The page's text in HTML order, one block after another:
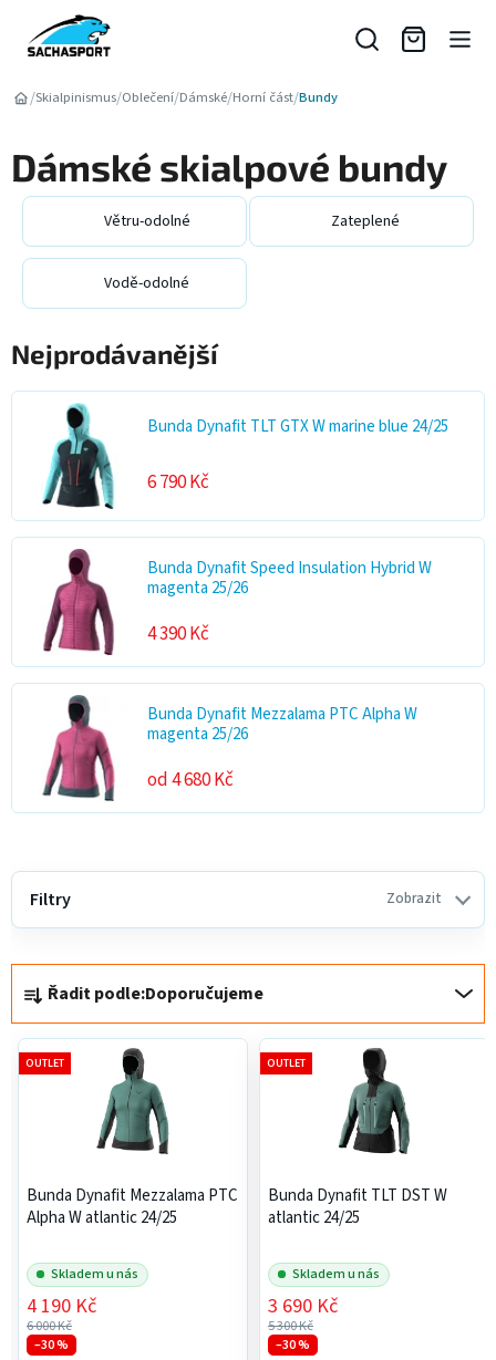
obsah
/Skialpinismus/Oblečení/Dámské/Horní část/Bundy
Dámské skialpové bundy
Větru-odolné Zateplené
Vodě-odolné
Nejprodávanější
Bunda Dynafit TLT GTX W marine blue 24/25
6 790 Kč
Bunda Dynafit Speed Insulation Hybrid W
magenta 25/26
4 390 Kč
Bunda Dynafit Mezzalama PTC Alpha W
magenta 25/26
od 4 680 Kč
a
z
e
Řadit podle:Doporučujeme
Filtry Zobrazit
V
p
p
r
Bunda Dynafit Mezzalama PTC
Alpha W atlantic 24/25
Skladem u nás
6 000 Kč
4 190 Kč
–30 %
OUTLET
Bunda Dynafit TLT DST W
atlantic 24/25
Skladem u nás
5 300 Kč
3 690 Kč
–30 %
OUTLET